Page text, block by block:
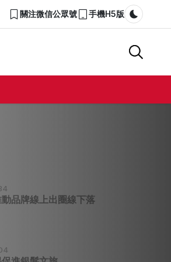
關注微信公眾號 手機H5版
Dark
品牌線上出圈線下落
進銀髮文旅
100萬人就業